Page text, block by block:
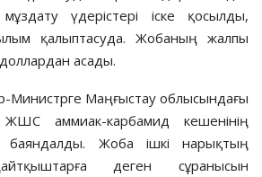
үдерістері іске қосылды,
қалыптасуда. Жобаның жалпы
асады.
Министрге Маңғыстау облысындағы
аммиак-карбамид кешенінің
баяндалды. Жоба ішкі нарықтың
деген сұранысын